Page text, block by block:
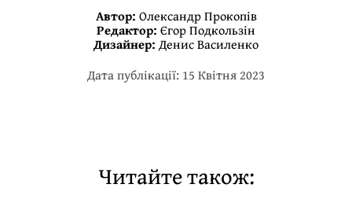
Автор: Олександр Прокопів
Редактор: Єгор Подкользін
Дизайнер: Денис Василенко
Дата публікації: 15 Квітня 2023
Читайте також: